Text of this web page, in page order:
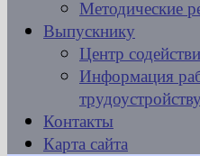
Методические
Выпускнику
Центр
Информация
трудоустройству
Контакты
Карта сайта